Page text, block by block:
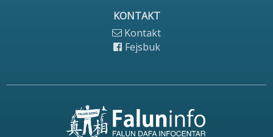
KONTAKT
Kontakt
Fejsbuk